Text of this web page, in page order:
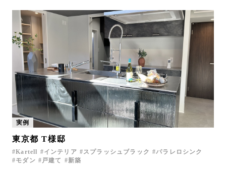
実例
東京都 T様邸
Kartell インテリア スプラッシュブラック
パラレロシンク
モダン
戸建て 新築